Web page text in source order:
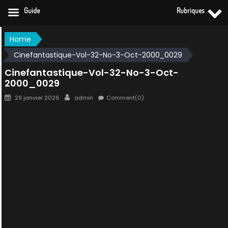
Skip
to
content
Home
Cinefantastique-Vol-32-No-3-Oct-2000_0029
Cinefantastique-Vol-32-No-3-Oct-
2000_0029
Posted
29 janvier 2026 Author
admin Comment(0)
Guide Rubriques